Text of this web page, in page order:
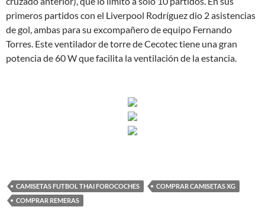
primeros partidos con el Liverpool Rodríguez dio 2 asistencias
de gol, ambas para su excompañero de equipo Fernando
Torres. Este ventilador de torre de Cecotec tiene una gran
potencia de 60 W que facilita la ventilación de la estancia.
CAMISETAS FUTBOL THAI FOROCOCHES
COMPRAR CAMISETAS XG
COMPRAR REMERAS